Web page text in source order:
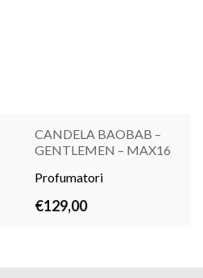
LEGGI TUTTO
CANDELA BAOBAB –
GENTLEMEN – MAX16
Profumatori
€129,00